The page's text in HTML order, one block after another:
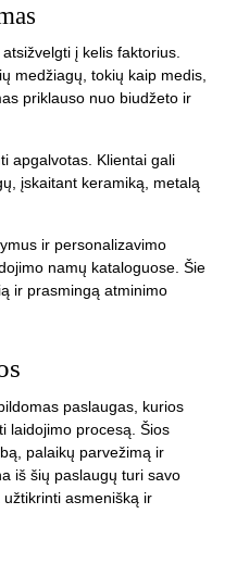
į kelis faktorius.
medžiagų, tokių kaip medis,
priklauso nuo biudžeto ir
apgalvotas. Klientai gali
įskaitant keramiką, metalą
ir personalizavimo
namų kataloguose. Šie
ir prasmingą atminimo
paslaugas, kurios
laidojimo procesą. Šios
palaikų parvežimą ir
iš šių paslaugų turi savo
asmenišką ir